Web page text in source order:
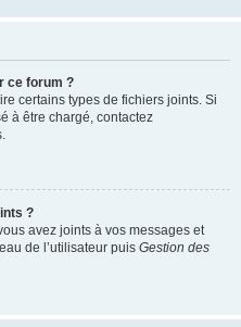
ce forum ?
certains types de fichiers joints. Si
à être chargé, contactez
?
avez joints à vos messages et
de l’utilisateur puis Gestion des